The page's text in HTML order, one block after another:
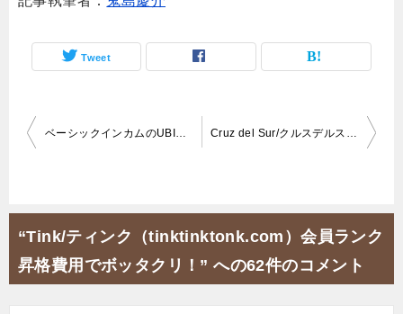
Tweet
投
ビ
ゲ
ー
ベーシックインカムのUBIプロジェクト（グリッターリングスターズ） Cruz del Sur/クルスデルスール（外部理事の小辻真矢・岡本真矢）ハイ害悪！
“Tink/ティンク（tinktinktonk.com）会員ランク
昇格費用でボッタクリ！” への62件のコメント